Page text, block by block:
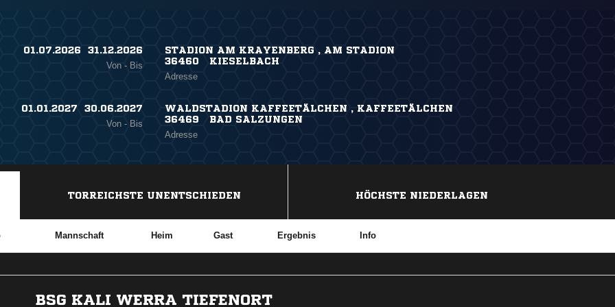
01.07.2026 ​ 31.12.2026
Von - Bis
STADION AM KRAYENBERG , AM STADION
36460 KIESELBACH
Adresse
01.01.2027 ​ 30.06.2027
Von - Bis
WALDSTADION KAFFEETÄLCHEN , KAFFEETÄLCHEN
36469 BAD SALZUNGEN
Adresse
TORREICHSTE UNENTSCHIEDEN HÖCHSTE NIEDERLAGEN
Mannschaft Heim Gast Ergebnis Info
BSG KALI WERRA TIEFENORT